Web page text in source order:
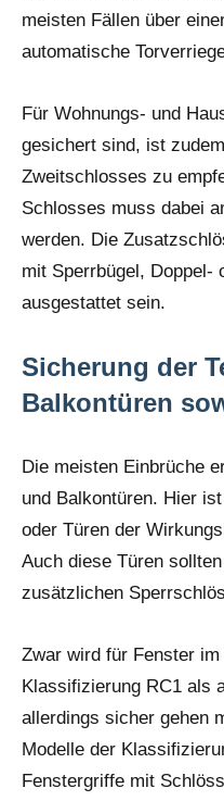
meisten Fällen über
automatische
Für Wohnungs- und
gesichert sind, ist
Zweitschlosses zu
Schlosses muss dabei
werden. Die
mit Sperrbügel, Doppel-
ausgestattet sein.
Sicherung der
Balkontüren
Die meisten Einbrüche
und Balkontüren. Hier
oder Türen der
Auch diese Türen
zusätzlichen
Zwar wird für Fenster
Klassifizierung RC1 als
allerdings sicher gehen
Modelle der
Fenstergriffe mit